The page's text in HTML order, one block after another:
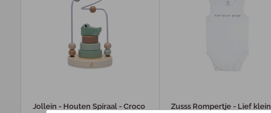
Jollein - Houten Spiraal - Croco
Zusss Rompertje - Lief klein